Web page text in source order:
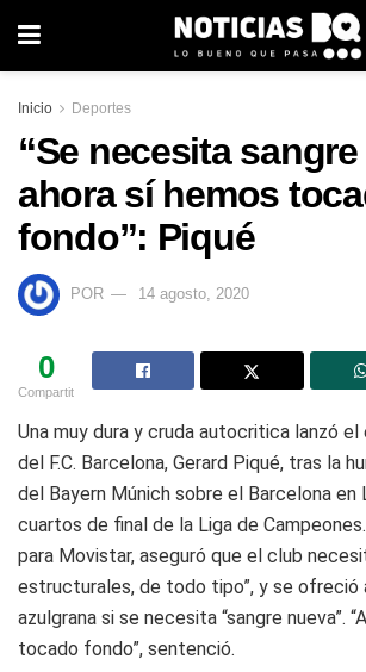
Inicio Deportes
“Se necesita
ahora sí hemos
fondo”: Piqué
POR 14 agosto, 2020
0
Compartit
Una muy dura y cruda autocritica lanzó
del F.C. Barcelona, Gerard Piqué, tras la
del Bayern Múnich sobre el Barcelona en
cuartos de final de la Liga de
para Movistar, aseguró que el club
estructurales, de todo tipo”, y se ofreció
azulgrana si se necesita “sangre nueva”.
tocado fondo”, sentenció.